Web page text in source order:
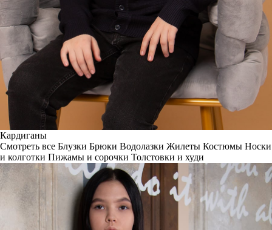
Кардиганы
Смотреть все Блузки Брюки Водолазки Жилеты Костюмы Носки
и колготки Пижамы и сорочки Толстовки и худи